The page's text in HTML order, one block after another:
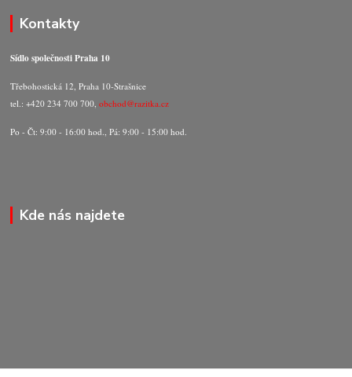
Kontakty
Sídlo společnosti Praha 10
Třebohostická 12, Praha 10-Strašnice
tel.: +420 234 700 700,obchod@razitka.cz
Po - Čt: 9:00 - 16:00 hod., Pá: 9:00 - 15:00 hod.
Kde nás najdete